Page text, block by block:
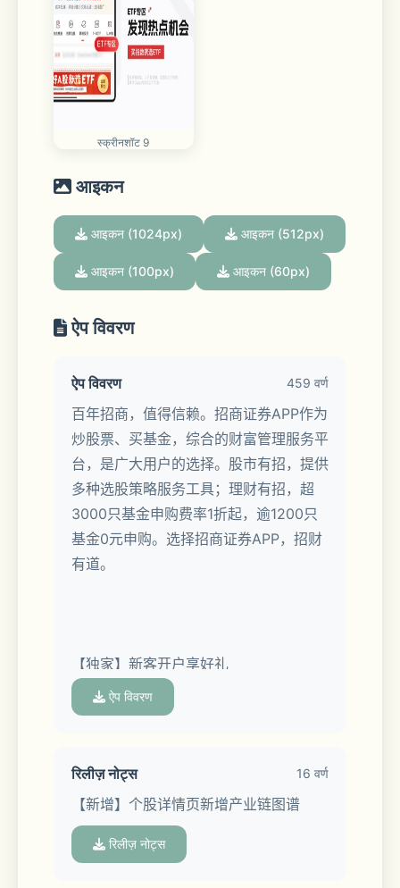
स्क्रीनशॉट 9
आइकन
आइकन (1024px) आइकन (512px)
आइकन (100px) आइकन (60px)
ऐप विवरण
ऐप विवरण 459 वर्ण
百年招商，值得信赖。招商证券APP作为
炒股票、买基金，综合的财富管理服务平
台，是广大用户的选择。股市有招，提供
多种选股策略服务工具；理财有招，超
3000只基金申购费率1折起，逾1200只
基金0元申购。选择招商证券APP，招财
有道。
【独家】新客开户享好礼
开户即送level2、6.88%新客专享理财、
线1年体验券、MACD专家一年体验券。
（新客户可下载最新版APP，在“招商证
券APP-我的”参与活动，领取价值约千元
新人福利。活动规则详见活动页面。本活
ऐप विवरण
रिलीज़ नोट्स 16 वर्ण
【新增】个股详情页新增产业链图谱
रिलीज़ नोट्स